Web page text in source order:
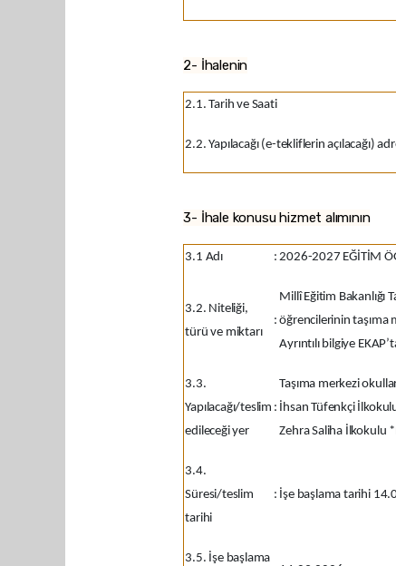
2- İhalenin
2.1. Tarih ve Saati
2.2. Yapılacağı (e-tekliflerin açılacağı)
3- İhale konusu hizmet alımının
3.1 Adı : 2026-2027 EĞİTİM
3.2. Niteliği,
türü ve miktarı
:
Millî Eğitim Bakanlığı
öğrencilerinin taşıma
Ayrıntılı bilgiye
3.3.
Yapılacağı/teslim
edileceği yer
:
Taşıma merkezi
İhsan Tüfenkçi
Zehra Saliha İlkokulu
3.4.
Süresi/teslim
tarihi
: İşe başlama tarihi
3.5. İşe başlama